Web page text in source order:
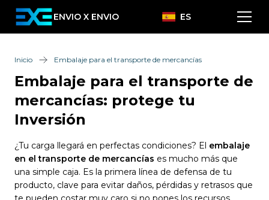
ENVIO X ENVIO ES
Inicio Embalaje para el transporte de mercancías
Embalaje para el transporte de
mercancías: protege tu
Inversión
¿Tu carga llegará en perfectas condiciones? El embalaje
en el transporte de mercancías es mucho más que
una simple caja. Es la primera línea de defensa de tu
producto, clave para evitar daños, pérdidas y retrasos que